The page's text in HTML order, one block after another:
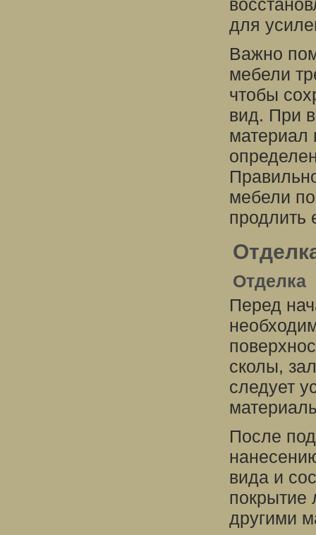
для
Важно
мебели
чтобы
вид. При
материал
мебели
продлить
Отделка
Перед
сколы,
следует
После
вида и
покрытие
другими